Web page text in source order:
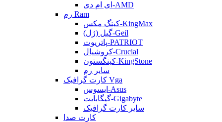
ای ام دی-AMD
رم Ram
کینگ مکس-KingMax
گیل (ژل)-Geil
پاتریوت-PATRIOT
کروشیال-Crucial
کینگستون-KingStone
سایر رم
کارت گرافیک Vga
ایسوس-Asus
گیگابایت-Gigabyte
سایر کارت گرافیک
کارت صدا